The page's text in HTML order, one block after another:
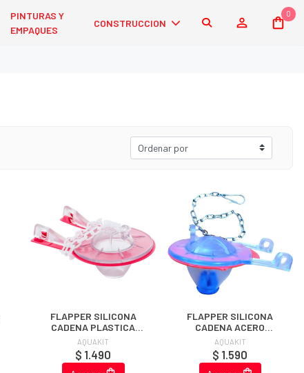
PINTURAS Y
EMPAQUES
CONSTRUCCION
0
FLAPPER SILICONA
CADENA PLASTICA
AQUAKIT (EN CAJA)
AQUAKIT
$ 1.490
FLAPPER SILICONA
CADENA ACERO
INOXIDABLE (EN CAJA)
AQUAKIT
$ 1.590